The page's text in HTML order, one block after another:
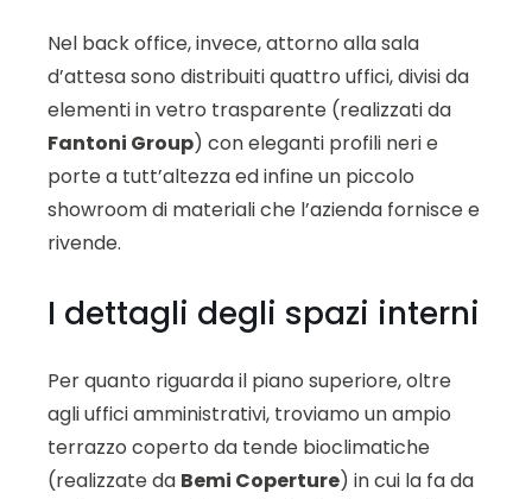
Nel back office, invece, attorno alla sala
d’attesa sono distribuiti quattro uffici, divisi da
elementi in vetro trasparente (realizzati da
Fantoni Group) con eleganti profili neri e
porte a tutt’altezza ed infine un piccolo
showroom di materiali che l’azienda fornisce e
rivende.
I dettagli degli spazi interni
Per quanto riguarda il piano superiore, oltre
agli uffici amministrativi, troviamo un ampio
terrazzo coperto da tende bioclimatiche
(realizzate da Bemi Coperture) in cui la fa da